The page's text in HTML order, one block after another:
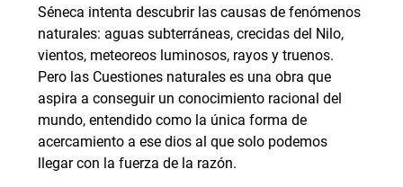
Séneca intenta descubrir las causas de fenómenos
naturales: aguas subterráneas, crecidas del Nilo,
vientos, meteoreos luminosos, rayos y truenos.
Pero las Cuestiones naturales es una obra que
aspira a conseguir un conocimiento racional del
mundo, entendido como la única forma de
acercamiento a ese dios al que solo podemos
llegar con la fuerza de la razón.